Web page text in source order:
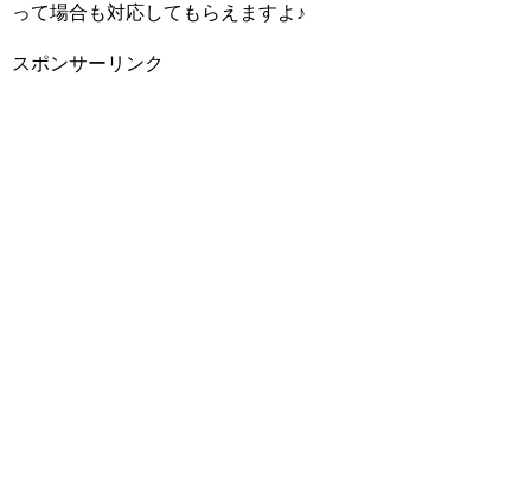
って場合も対応してもらえますよ♪
スポンサーリンク